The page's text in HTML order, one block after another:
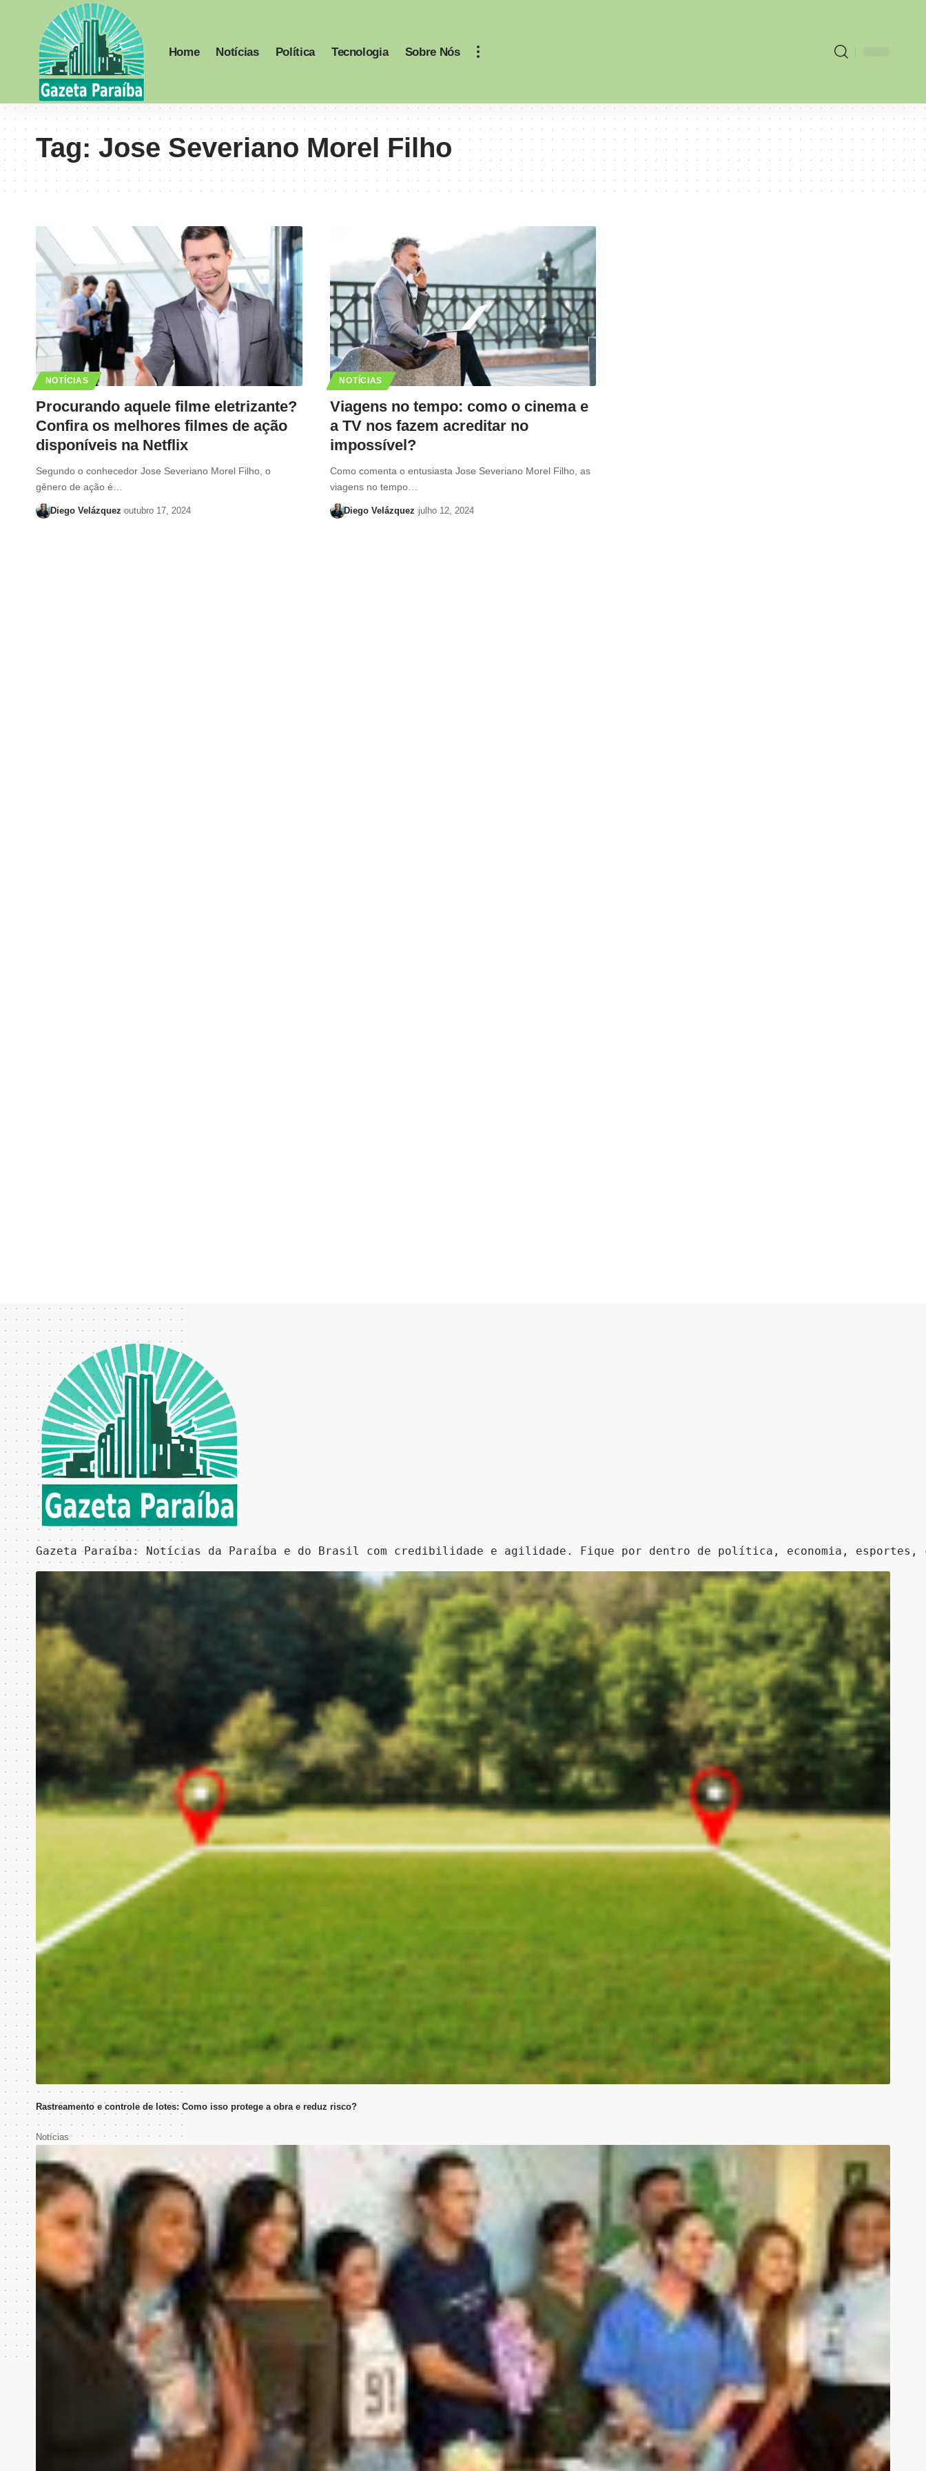
Home Notícias Política Tecnologia Sobre Nós
Tag:Jose Severiano Morel Filho
NOTÍCIAS
Procurando aquele filme eletrizante?
Confira os melhores filmes de ação
disponíveis na Netflix
Segundo o conhecedor Jose Severiano Morel Filho, o
gênero de ação é…
Diego Velázquez outubro 17, 2024
NOTÍCIAS
Viagens no tempo: como o cinema e
a TV nos fazem acreditar no
impossível?
Como comenta o entusiasta Jose Severiano Morel Filho, as
viagens no tempo…
Diego Velázquez julho 12, 2024
Gazeta Paraíba: Notícias da Paraíba e do Brasil com credibilidade e agilidade. Fique por dentro de política, economia,
Rastreamento e controle de lotes: Como isso protege a obra e reduz risco?
Notícias